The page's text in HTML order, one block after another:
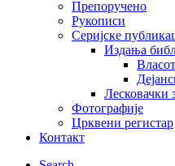
Препоручено
Рукописи
Серијске
Издања
Лесковачки
Фотографије
Црквени регистар
Контакт